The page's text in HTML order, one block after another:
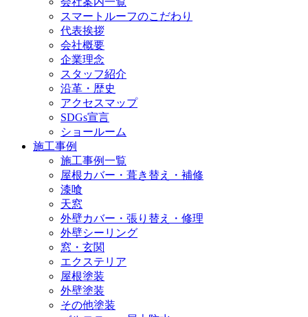
スマートルーフのこだわり
代表挨拶
会社概要
企業理念
スタッフ紹介
沿革・歴史
アクセスマップ
SDGs宣言
ショールーム
施工事例
施工事例一覧
屋根カバー・葺き替え・補修
漆喰
天窓
外壁カバー・張り替え・修理
外壁シーリング
窓・玄関
エクステリア
屋根塗装
外壁塗装
その他塗装